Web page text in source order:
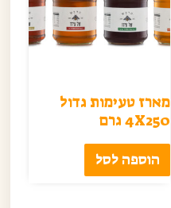
מארז טעימות גדול
4X250 גרם
הוספה לסל